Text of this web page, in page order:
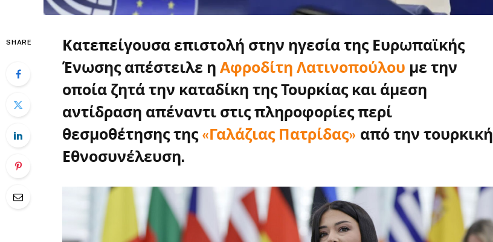
SHARE
Κατεπείγουσα επιστολή στην ηγεσία της Ευρωπαϊκής
Ένωσης απέστειλε η Αφροδίτη Λατινοπούλου με την
οποία ζητά την καταδίκη της Τουρκίας και άμεση
αντίδραση απέναντι στις πληροφορίες περί
θεσμοθέτησης της «Γαλάζιας Πατρίδας» από την τουρκική
Εθνοσυνέλευση.